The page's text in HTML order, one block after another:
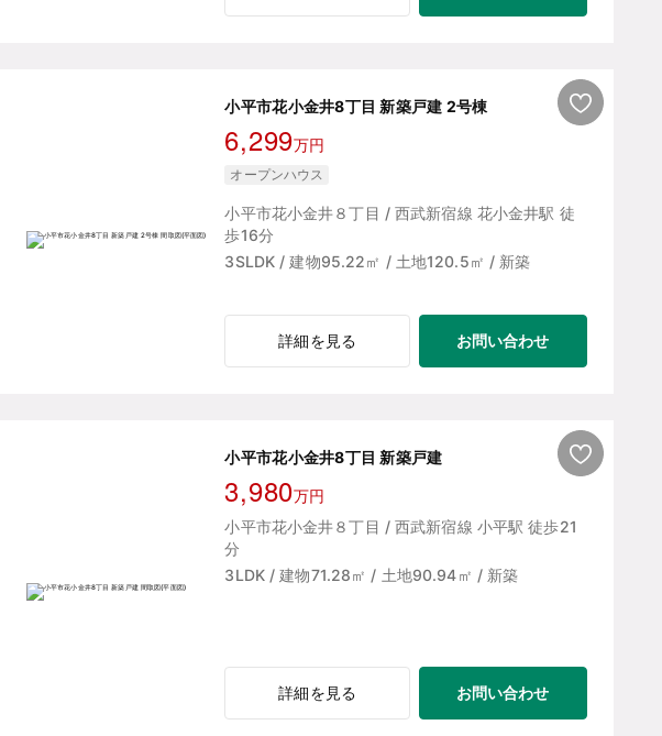
小平市花小金井8丁目 新築戸建 2号棟
6,299万円
オープンハウス
小平市花小金井８丁目 / 西武新宿線 花小金井駅 徒
歩16分
3SLDK / 建物95.22㎡ / 土地120.5㎡ / 新築
詳細を見る お問い合わせ
小平市花小金井8丁目 新築戸建
3,980万円
小平市花小金井８丁目 / 西武新宿線 小平駅 徒歩21
分
3LDK / 建物71.28㎡ / 土地90.94㎡ / 新築
詳細を見る お問い合わせ